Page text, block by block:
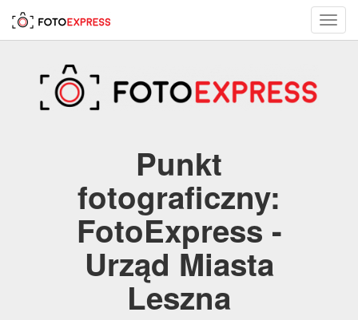
Punkt
fotograficzny:
FotoExpress -
Urząd Miasta
Leszna